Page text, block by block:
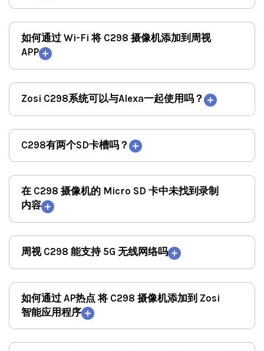
如何通过 Wi-Fi 将 C298 摄像机添加到周视
APP
Zosi C298系统可以与Alexa一起使用吗？
C298有两个SD卡槽吗？
在 C298 摄像机的 Micro SD 卡中未找到录制
内容
周视 C298 能支持 5G 无线网络吗
如何通过 AP热点 将 C298 摄像机添加到 Zosi
智能应用程序